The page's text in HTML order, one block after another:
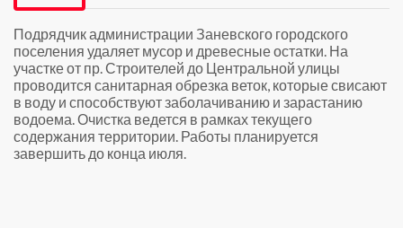
Подрядчик администрации Заневского городского
поселения удаляет мусор и древесные остатки. На
участке от пр. Строителей до Центральной улицы
проводится санитарная обрезка веток, которые свисают
в воду и способствуют заболачиванию и зарастанию
водоема. Очистка ведется в рамках текущего
содержания территории. Работы планируется
завершить до конца июля.